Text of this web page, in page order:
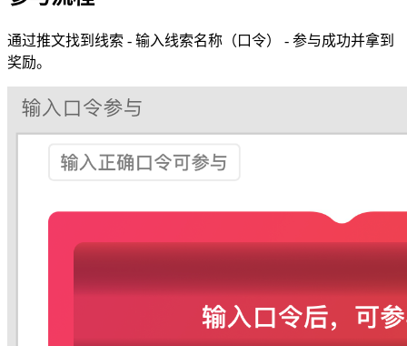
通过推文找到线索 - 输入线索名称（口令） - 参与成功并拿到
奖励。